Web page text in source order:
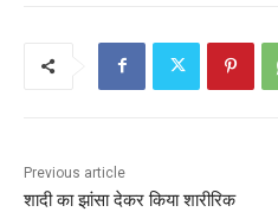
k
A
p
Previous article
शादी का झांसा देकर किया शारीरिक